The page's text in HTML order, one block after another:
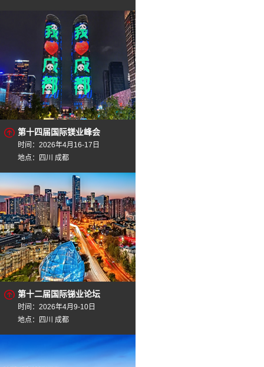
第十四届国际镁业峰会
时间：2026年4月16-17日
地点：四川 成都
第十二届国际锑业论坛
时间：2026年4月9-10日
地点：四川 成都